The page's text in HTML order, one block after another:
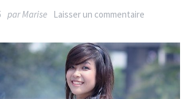
parMarise Laisser un commentaire
de
mixer